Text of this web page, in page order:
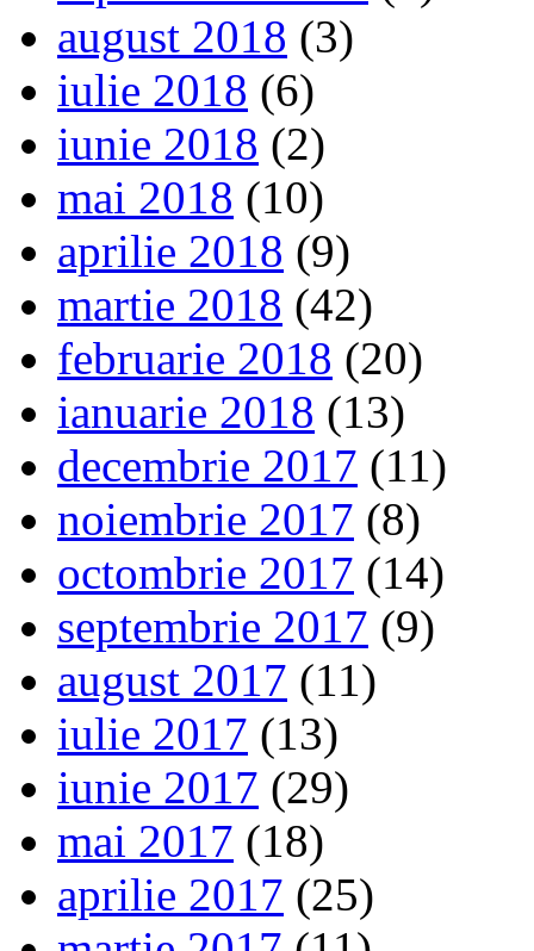
august 2018 (3)
iulie 2018 (6)
iunie 2018 (2)
mai 2018 (10)
aprilie 2018 (9)
martie 2018 (42)
februarie 2018 (20)
ianuarie 2018 (13)
decembrie 2017 (11)
noiembrie 2017 (8)
octombrie 2017 (14)
septembrie 2017 (9)
august 2017 (11)
iulie 2017 (13)
iunie 2017 (29)
mai 2017 (18)
aprilie 2017 (25)